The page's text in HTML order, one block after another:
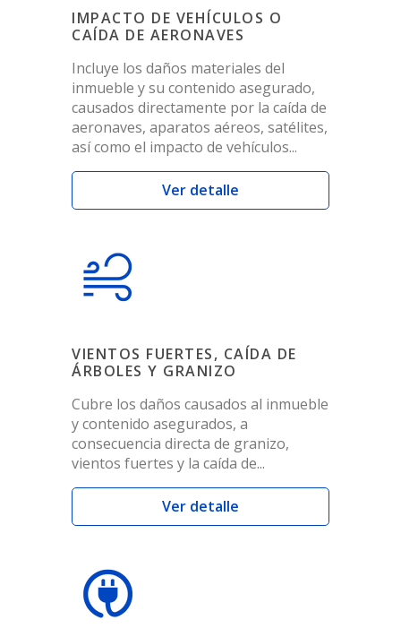
IMPACTO DE VEHÍCULOS O
CAÍDA DE AERONAVES
Incluye los daños materiales del
inmueble y su contenido asegurado,
causados directamente por la caída de
aeronaves, aparatos aéreos, satélites,
así como el impacto de vehículos...
Ver detalle
VIENTOS FUERTES, CAÍDA DE
ÁRBOLES Y GRANIZO
Cubre los daños causados al inmueble
y contenido asegurados, a
consecuencia directa de granizo,
vientos fuertes y la caída de...
Ver detalle